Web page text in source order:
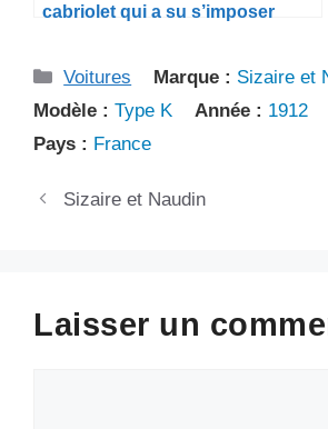
cabriolet qui a su s’imposer
Catégories
Voitures Marque : Sizaire et
Modèle : Type K Année : 1912
Pays : France
Sizaire et Naudin
Laisser un